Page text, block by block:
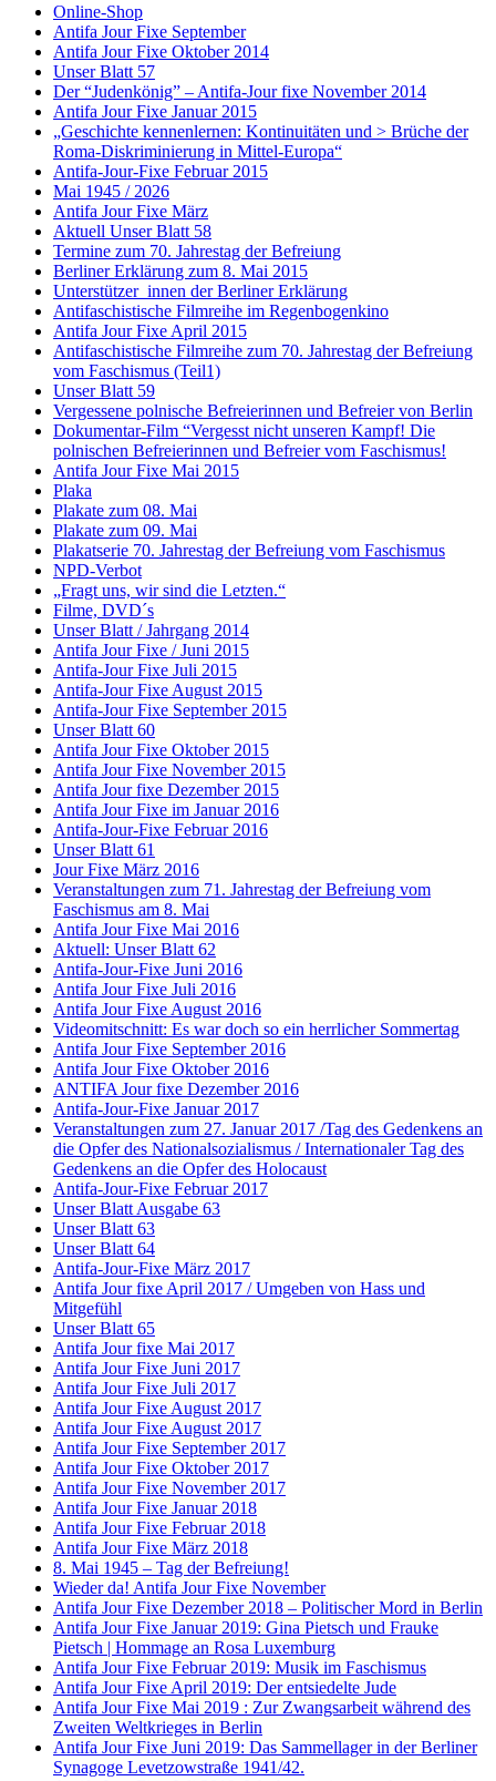
Online-Shop
Antifa Jour Fixe September
Antifa Jour Fixe Oktober 2014
Unser Blatt 57
Der “Judenkönig” – Antifa-Jour fixe November 2014
Antifa Jour Fixe Januar 2015
„Geschichte kennenlernen: Kontinuitäten und > Brüche der
Roma-Diskriminierung in Mittel-Europa“
Antifa-Jour-Fixe Februar 2015
Mai 1945 / 2026
Antifa Jour Fixe März
Aktuell Unser Blatt 58
Termine zum 70. Jahrestag der Befreiung
Berliner Erklärung zum 8. Mai 2015
Unterstützer_innen der Berliner Erklärung
Antifaschistische Filmreihe im Regenbogenkino
Antifa Jour Fixe April 2015
Antifaschistische Filmreihe zum 70. Jahrestag der Befreiung
vom Faschismus (Teil1)
Unser Blatt 59
Vergessene polnische Befreierinnen und Befreier von Berlin
Dokumentar-Film “Vergesst nicht unseren Kampf! Die
polnischen Befreierinnen und Befreier vom Faschismus!
Antifa Jour Fixe Mai 2015
Plaka
Plakate zum 08. Mai
Plakate zum 09. Mai
Plakatserie 70. Jahrestag der Befreiung vom Faschismus
NPD-Verbot
„Fragt uns, wir sind die Letzten.“
Filme, DVD´s
Unser Blatt / Jahrgang 2014
Antifa Jour Fixe / Juni 2015
Antifa-Jour Fixe Juli 2015
Antifa-Jour Fixe August 2015
Antifa-Jour Fixe September 2015
Unser Blatt 60
Antifa Jour Fixe Oktober 2015
Antifa Jour Fixe November 2015
Antifa Jour fixe Dezember 2015
Antifa Jour Fixe im Januar 2016
Antifa-Jour-Fixe Februar 2016
Unser Blatt 61
Jour Fixe März 2016
Veranstaltungen zum 71. Jahrestag der Befreiung vom
Faschismus am 8. Mai
Antifa Jour Fixe Mai 2016
Aktuell: Unser Blatt 62
Antifa-Jour-Fixe Juni 2016
Antifa Jour Fixe Juli 2016
Antifa Jour Fixe August 2016
Videomitschnitt: Es war doch so ein herrlicher Sommertag
Antifa Jour Fixe September 2016
Antifa Jour Fixe Oktober 2016
ANTIFA Jour fixe Dezember 2016
Antifa-Jour-Fixe Januar 2017
Veranstaltungen zum 27. Januar 2017 /Tag des Gedenkens an
die Opfer des Nationalsozialismus / Internationaler Tag des
Gedenkens an die Opfer des Holocaust
Antifa-Jour-Fixe Februar 2017
Unser Blatt Ausgabe 63
Unser Blatt 63
Unser Blatt 64
Antifa-Jour-Fixe März 2017
Antifa Jour fixe April 2017 / Umgeben von Hass und
Mitgefühl
Unser Blatt 65
Antifa Jour fixe Mai 2017
Antifa Jour Fixe Juni 2017
Antifa Jour Fixe Juli 2017
Antifa Jour Fixe August 2017
Antifa Jour Fixe August 2017
Antifa Jour Fixe September 2017
Antifa Jour Fixe Oktober 2017
Antifa Jour Fixe November 2017
Antifa Jour Fixe Januar 2018
Antifa Jour Fixe Februar 2018
Antifa Jour Fixe März 2018
8. Mai 1945 – Tag der Befreiung!
Wieder da! Antifa Jour Fixe November
Antifa Jour Fixe Dezember 2018 – Politischer Mord in Berlin
Antifa Jour Fixe Januar 2019: Gina Pietsch und Frauke
Pietsch | Hommage an Rosa Luxemburg
Antifa Jour Fixe Februar 2019: Musik im Faschismus
Antifa Jour Fixe April 2019: Der entsiedelte Jude
Antifa Jour Fixe Mai 2019 : Zur Zwangsarbeit während des
Zweiten Weltkrieges in Berlin
Antifa Jour Fixe Juni 2019: Das Sammellager in der Berliner
Synagoge Levetzowstraße 1941/42.